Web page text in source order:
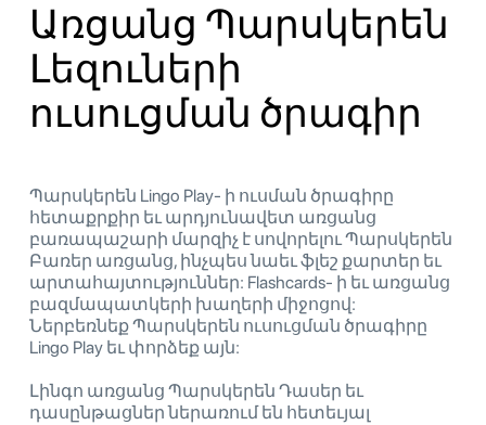
Առցանց Պարսկերեն
Լեզուների
ուսուցման ծրագիր
Պարսկերեն Lingo Play- ի ուսման ծրագիրը
հետաքրքիր եւ արդյունավետ առցանց
բառապաշարի մարզիչ է սովորելու Պարսկերեն
Բառեր առցանց, ինչպես նաեւ ֆլեշ քարտեր եւ
արտահայտություններ: Flashcards- ի եւ առցանց
բազմապատկերի խաղերի միջոցով:
Ներբեռնեք Պարսկերեն ուսուցման ծրագիրը
Lingo Play եւ փորձեք այն:
Լինգո առցանց Պարսկերեն Դասեր եւ
դասընթացներ ներառում են հետեւյալ